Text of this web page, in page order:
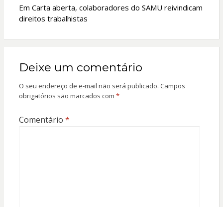
Em Carta aberta, colaboradores do SAMU reivindicam
direitos trabalhistas
Deixe um comentário
O seu endereço de e-mail não será publicado. Campos
obrigatórios são marcados com *
Comentário *